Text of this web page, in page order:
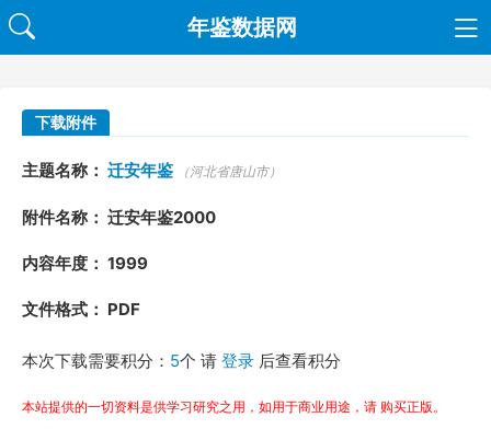
年鉴数据网
下载附件
主题名称： 迁安年鉴 （河北省唐山市）
附件名称： 迁安年鉴2000
内容年度： 1999
文件格式： PDF
本次下载需要积分： 5个 请 登录 后查看积分
本站提供的一切资料是供学习研究之用，如用于商业用途，请 购买正版。